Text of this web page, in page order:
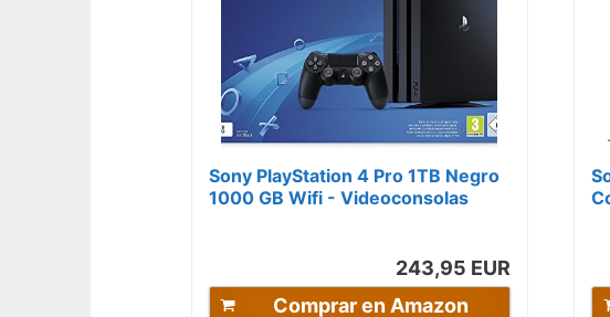
Sony PlayStation 4 Pro 1TB Negro
1000 GB Wifi - Videoconsolas
243,95 EUR
Comprar en Amazon